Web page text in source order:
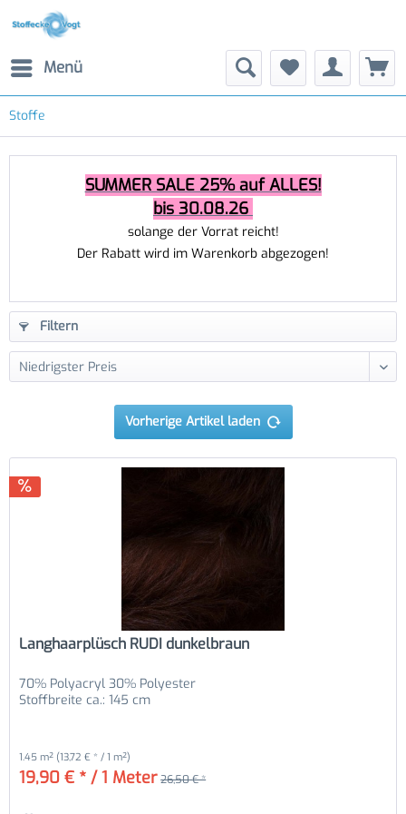
Menü
Stoffe
SUMMER SALE 25% auf ALLES!
bis 30.08.26
solange der Vorrat reicht!
Der Rabatt wird im Warenkorb abgezogen!
Filtern
Vorherige Artikel laden
Langhaarplüsch RUDI dunkelbraun
70% Polyacryl 30% Polyester
Stoffbreite ca.: 145 cm
1.45 m² (13,72 € * / 1 m²)
19,90 € * / 1 Meter 26,50 € *